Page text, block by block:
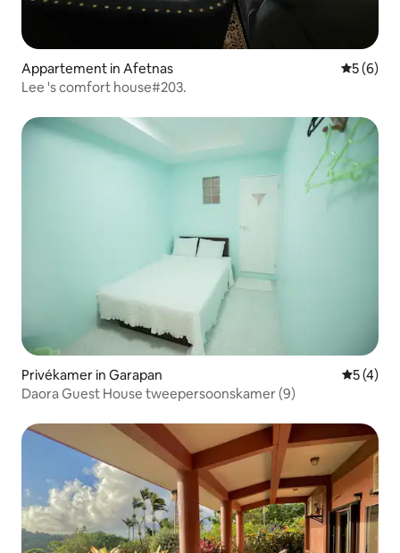
Appartement in Afetnas
5 (6)
Lee 's comfort house#203.
Privékamer in Garapan
5 (4)
Daora Guest House tweepersoonskamer (9)